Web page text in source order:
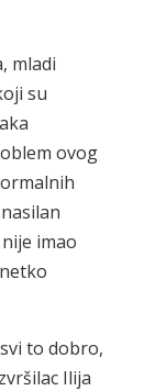
mladi
su
ovog
imao
to dobro,
Ilija